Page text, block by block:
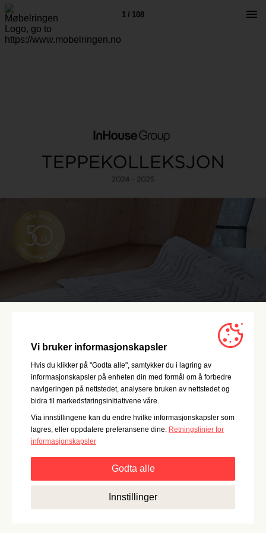
1 / 108
Vi bruker informasjonskapsler
Hvis du klikker på "Godta alle", samtykker du i lagring av
informasjonskapsler på enheten din med formål om å forbedre
navigeringen på nettstedet, analysere bruken av nettstedet og
bidra til markedsføringsinitiativene våre.
Via innstillingene kan du endre hvilke informasjonskapsler som
lagres, eller oppdatere preferansene dine. Retningslinjer for
informasjonskapsler
Godta alle
Disse informasjonskapslene er
essensielle for grunnleggende funksjonalitet som
Innstillinger